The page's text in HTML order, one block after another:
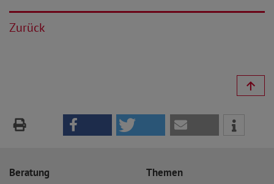
Zurück
Beratung
Themen